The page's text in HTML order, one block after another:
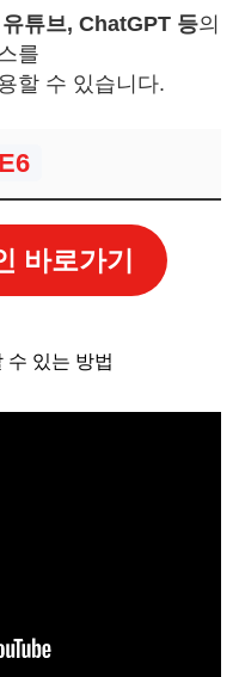
튜브, ChatGPT 등의
를
할 수 있습니다.
바로가기